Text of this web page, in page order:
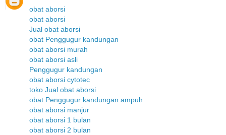
obat aborsi
obat aborsi
Jual obat aborsi
obat Penggugur kandungan
obat aborsi murah
obat aborsi asli
Penggugur kandungan
obat aborsi cytotec
toko Jual obat aborsi
obat Penggugur kandungan ampuh
obat aborsi manjur
obat aborsi 1 bulan
obat aborsi 2 bulan